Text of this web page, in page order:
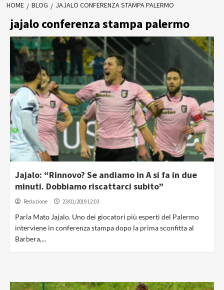
HOME BLOG JAJALO CONFERENZA STAMPA PALERMO
jajalo conferenza stampa palermo
Jajalo: “Rinnovo? Se andiamo in A si fa in due
minuti. Dobbiamo riscattarci subito”
Redazione 23/01/2019 12:03
Parla Mato Jajalo. Uno dei giocatori più esperti del Palermo
interviene in conferenza stampa dopo la prima sconfitta al
Barbera,...